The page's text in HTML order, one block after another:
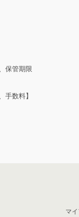
保管期限
手数料】
マ